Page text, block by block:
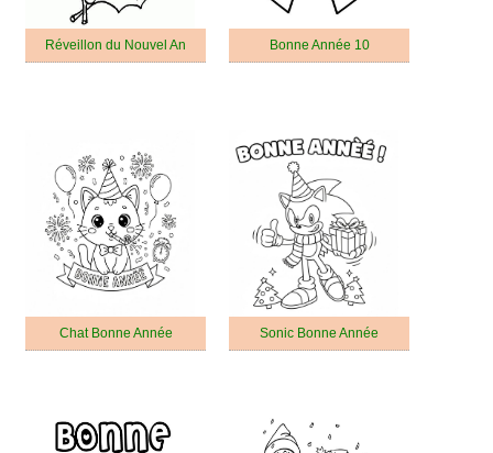
Réveillon du Nouvel An Bonne Année 10
Chat Bonne Année Sonic Bonne Année